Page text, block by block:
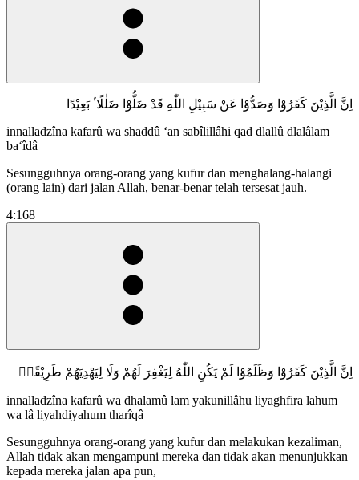
اِنَّ الَّذِيْنَ كَفَرُوْا وَصَدُّوْا عَنْ سَبِيْلِ اللّٰهِ قَدْ ضَلُّوْا ضَلٰلًا ۢ بَعِيْدًا
innalladzîna kafarû wa shaddû ‘an sabîlillâhi qad dlallû dlalâlam
ba‘îdâ
Sesungguhnya orang-orang yang kufur dan menghalang-halangi
(orang lain) dari jalan Allah, benar-benar telah tersesat jauh.
4:168
اِنَّ الَّذِيْنَ كَفَرُوْا وَظَلَمُوْا لَمْ يَكُنِ اللّٰهُ لِيَغْفِرَ لَهُمْ وَلَا لِيَهْدِيَهُمْ طَرِيْقًاۙ
innalladzîna kafarû wa dhalamû lam yakunillâhu liyaghfira lahum
wa lâ liyahdiyahum tharîqâ
Sesungguhnya orang-orang yang kufur dan melakukan kezaliman,
Allah tidak akan mengampuni mereka dan tidak akan menunjukkan
kepada mereka jalan apa pun,